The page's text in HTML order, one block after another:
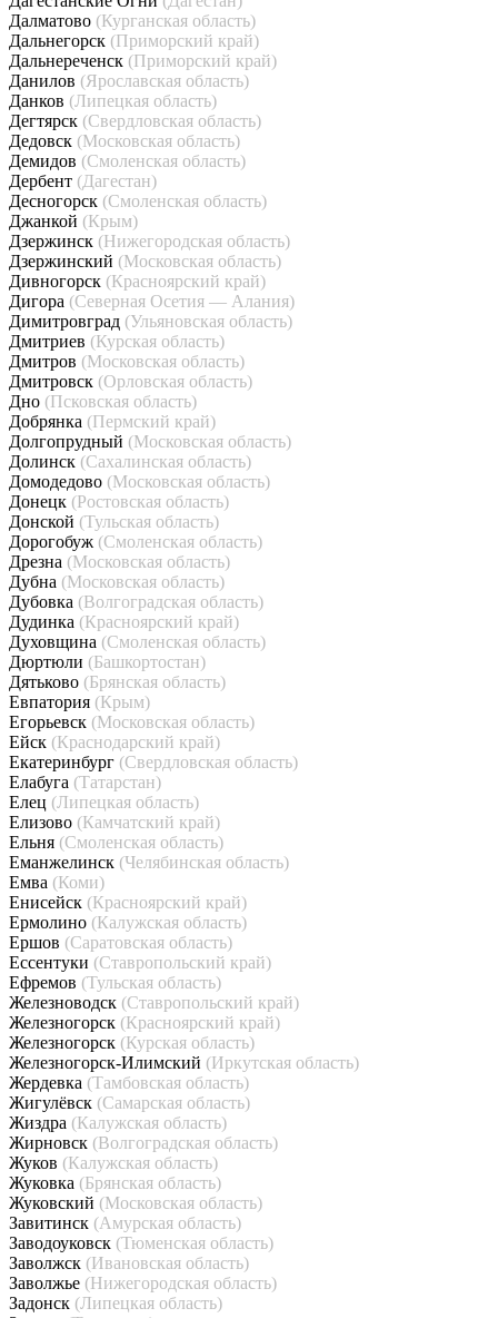
Далматово (Курганская область)
Дальнегорск (Приморский край)
Дальнереченск (Приморский край)
Данилов (Ярославская область)
Данков (Липецкая область)
Дегтярск (Свердловская область)
Дедовск (Московская область)
Демидов (Смоленская область)
Дербент (Дагестан)
Десногорск (Смоленская область)
Джанкой (Крым)
Дзержинск (Нижегородская область)
Дзержинский (Московская область)
Дивногорск (Красноярский край)
Дигора (Северная Осетия — Алания)
Димитровград (Ульяновская область)
Дмитриев (Курская область)
Дмитров (Московская область)
Дмитровск (Орловская область)
Дно (Псковская область)
Добрянка (Пермский край)
Долгопрудный (Московская область)
Долинск (Сахалинская область)
Домодедово (Московская область)
Донецк (Ростовская область)
Донской (Тульская область)
Дорогобуж (Смоленская область)
Дрезна (Московская область)
Дубна (Московская область)
Дубовка (Волгоградская область)
Дудинка (Красноярский край)
Духовщина (Смоленская область)
Дюртюли (Башкортостан)
Дятьково (Брянская область)
Евпатория (Крым)
Егорьевск (Московская область)
Ейск (Краснодарский край)
Екатеринбург (Свердловская область)
Елабуга (Татарстан)
Елец (Липецкая область)
Елизово (Камчатский край)
Ельня (Смоленская область)
Еманжелинск (Челябинская область)
Емва (Коми)
Енисейск (Красноярский край)
Ермолино (Калужская область)
Ершов (Саратовская область)
Ессентуки (Ставропольский край)
Ефремов (Тульская область)
Железноводск (Ставропольский край)
Железногорск (Красноярский край)
Железногорск (Курская область)
Железногорск-Илимский (Иркутская область)
Жердевка (Тамбовская область)
Жигулёвск (Самарская область)
Жиздра (Калужская область)
Жирновск (Волгоградская область)
Жуков (Калужская область)
Жуковка (Брянская область)
Жуковский (Московская область)
Завитинск (Амурская область)
Заводоуковск (Тюменская область)
Заволжск (Ивановская область)
Заволжье (Нижегородская область)
Задонск (Липецкая область)